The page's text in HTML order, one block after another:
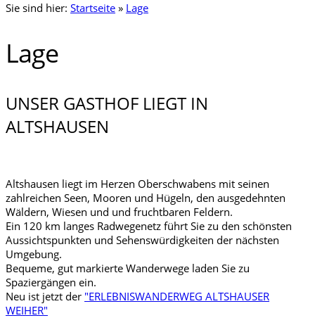
Sie sind hier: Startseite » Lage
Lage
UNSER GASTHOF LIEGT IN
ALTSHAUSEN
Altshausen liegt im Herzen Oberschwabens mit seinen
zahlreichen Seen, Mooren und Hügeln, den ausgedehnten
Wäldern, Wiesen und und fruchtbaren Feldern.
Ein 120 km langes Radwegenetz führt Sie zu den schönsten
Aussichtspunkten und Sehenswürdigkeiten der nächsten
Umgebung.
Bequeme, gut markierte Wanderwege laden Sie zu
Spaziergängen ein.
Neu ist jetzt der "ERLEBNISWANDERWEG ALTSHAUSER
WEIHER"